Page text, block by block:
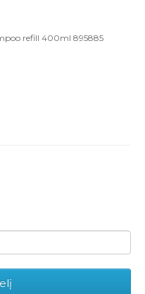
refill 400ml 895885